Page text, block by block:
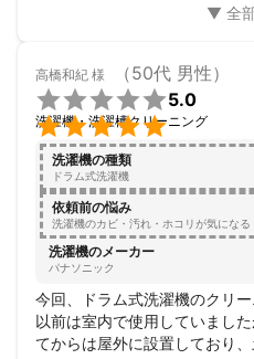
高橋和紀 様 （50代 男性）


5.0
洗濯機・洗濯槽クリーニング
洗濯機の種類
ドラム式洗濯機
依頼前の悩み
洗濯機のカビ・汚れ・ホコリが気になる
洗濯機のメーカー
パナソニック
今回、ドラム式洗濯機のクリー
以前は室内で使用していまし
てからは屋外に設置しており